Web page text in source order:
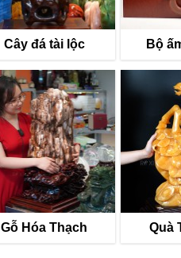
Cây đá tài lộc Bộ
Gỗ Hóa Thạch Quà